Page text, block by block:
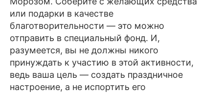
или подарки в качестве
благотворительности — это можно
отправить в специальный фонд. И,
разумеется, вы не должны никого
принуждать к участию в этой активности,
ведь ваша цель — создать праздничное
настроение, а не испортить его